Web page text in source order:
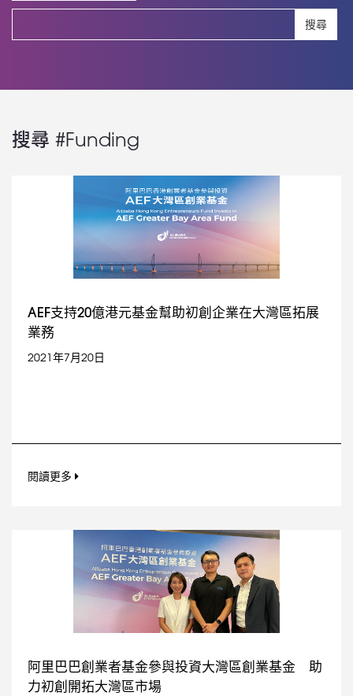
搜尋
搜尋 #Funding
AEF支持20億港元基金幫助初創企業在大灣區拓展
業務
2021年7月20日
閱讀更多
阿里巴巴創業者基金參與投資大灣區創業基金 助
力初創開拓大灣區市場